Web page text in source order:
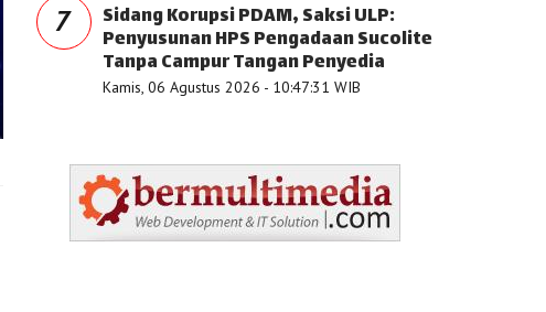
7 Sidang Korupsi PDAM, Saksi ULP:
Penyusunan HPS Pengadaan Sucolite
Tanpa Campur Tangan Penyedia
Kamis, 06 Agustus 2026 - 10:47:31 WIB